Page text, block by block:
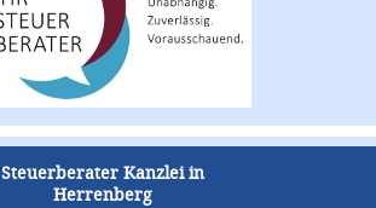
Steuerberater Kanzlei in
Herrenberg